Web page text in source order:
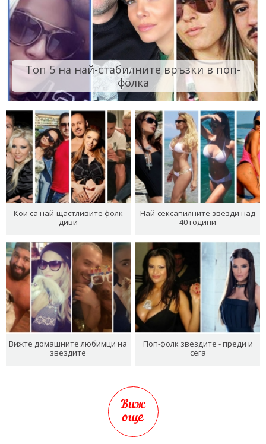
Топ 5 на най-стабилните връзки в поп-
фолка
Кои са най-щастливите фолк
диви
Най-сексапилните звезди над
40 години
Вижте домашните любимци на
звездите
Поп-фолк звездите - преди и
сега
Виж
още